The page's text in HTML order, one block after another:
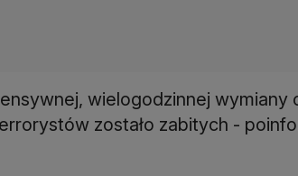
wielogodzinnej wymiany
zostało zabitych -